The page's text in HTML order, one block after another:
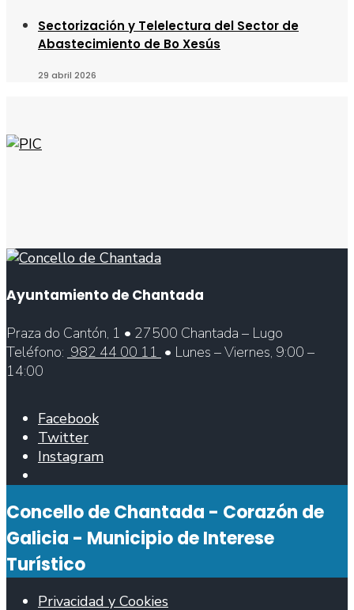
Sectorización y Telelectura del Sector de
Abastecimiento de Bo Xesús
29 abril 2026
Ayuntamiento de Chantada
Praza do Cantón, 1 • 27500 Chantada – Lugo
Teléfono: 982 44 00 11 • Lunes – Viernes, 9:00 –
14:00
Facebook
Twitter
Instagram
de
búsqueda
Concello de Chantada - Corazón de
Galicia - Municipio de Interese
Turístico
Privacidad y Cookies